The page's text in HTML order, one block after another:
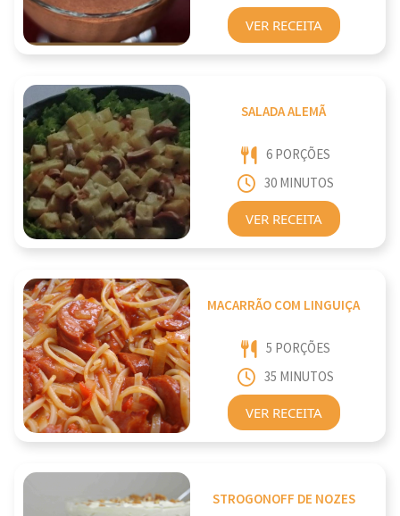
VER RECEITA
SALADA ALEMÃ
6 PORÇÕES
30 MINUTOS
VER RECEITA
MACARRÃO COM LINGUIÇA
5 PORÇÕES
35 MINUTOS
VER RECEITA
STROGONOFF DE NOZES